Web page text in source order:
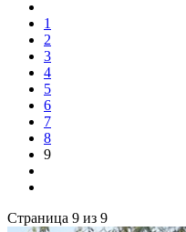
1
2
3
4
5
6
7
8
9
Страница 9 из 9